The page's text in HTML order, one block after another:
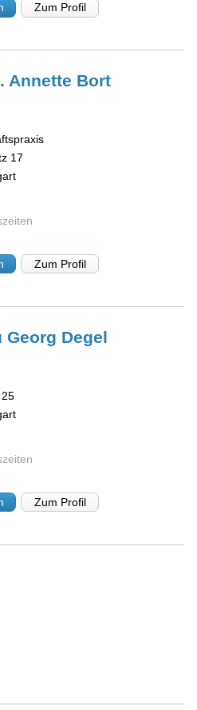
Zum Profil
Annette Bort
17
Zum Profil
Georg Degel
Zum Profil